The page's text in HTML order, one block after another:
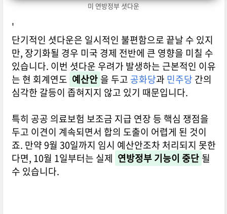
미 연방정부 셧다운
'
단기적인 셧다운은 일시적인 불편함으로 끝날 수 있지
만, 장기화될 경우 미국 경제 전반에 큰 영향을 미칠 수
있습니다. 이번 셧다운 우려가 발생하는 근본적인 이유
는 현 회계연도 예산안 을 두고 공화당과 민주당 간의
심각한 갈등이 좁혀지지 않고 있기 때문입니다.
특히 공공 의료보험 보조금 지급 연장 등 핵심 쟁점을
두고 이견이 계속되면서 합의 도출이 어렵게 된 것이
죠. 만약 9월 30일까지 임시 예산안조차 처리되지 못한
다면, 10월 1일부터는 실제 연방정부 기능이 중단 될
수 있습니다.